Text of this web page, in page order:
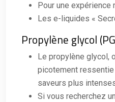
Pour une expérience
Les e-liquides «
Propylène glycol
Le propylène glycol,
picotement ressentie
saveurs plus
Si vous recherchez